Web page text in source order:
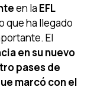
en la EFL
que ha llegado
El
en su nuevo
pases de
marcó con el